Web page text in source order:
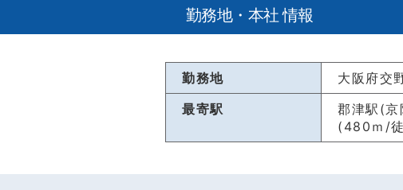
勤務地・本社 情報
勤務地
大阪府交
最寄駅
郡津駅(京
(480ｍ/徒